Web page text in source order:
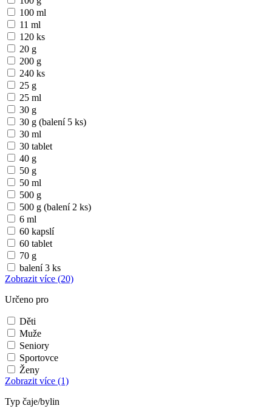
100 ml
11 ml
120 ks
20 g
200 g
240 ks
25 g
25 ml
30 g
30 g (balení 5 ks)
30 ml
30 tablet
40 g
50 g
50 ml
500 g
500 g (balení 2 ks)
6 ml
60 kapslí
60 tablet
70 g
balení 3 ks
Zobrazit více (20)
Určeno pro
Děti
Muže
Seniory
Sportovce
Ženy
Zobrazit více (1)
Typ čaje/bylin